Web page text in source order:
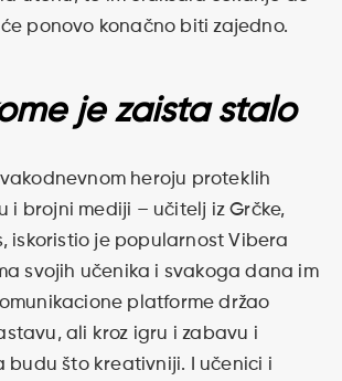
ponovo konačno biti zajedno.
je zaista stalo
heroju proteklih
i brojni mediji – učitelj iz Grčke,
iskoristio je popularnost Vibera
svojih učenika i svakoga dana im
platforme držao
ali kroz igru i zabavu i
budu što kreativniji. I učenici i